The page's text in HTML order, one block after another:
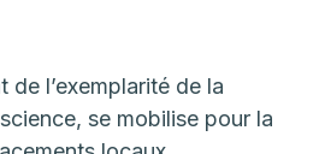
de l’exemplarité de la
se mobilise pour la